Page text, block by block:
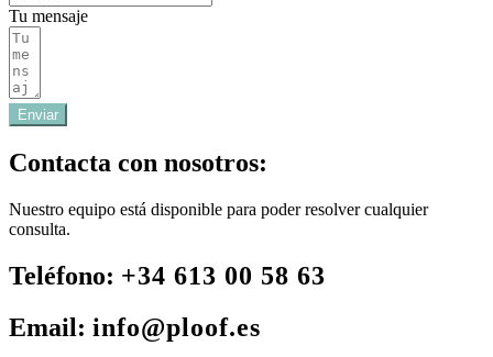
Tu mensaje
Enviar
Contacta con nosotros:
Nuestro equipo está disponible para poder resolver cualquier
consulta.
Teléfono: +34 613 00 58 63
Email: info@ploof.es